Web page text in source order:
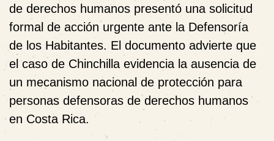
de derechos humanos presentó una solicitud
formal de acción urgente ante la Defensoría
de los Habitantes. El documento advierte que
el caso de Chinchilla evidencia la ausencia de
un mecanismo nacional de protección para
personas defensoras de derechos humanos
en Costa Rica.